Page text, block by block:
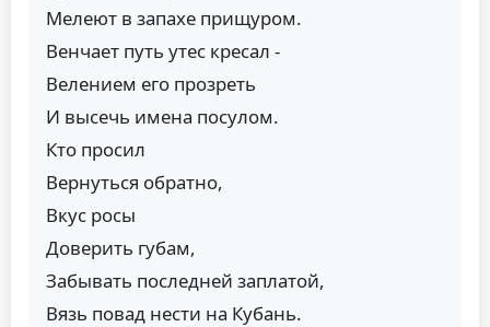
Мелеют в запахе прищуром.
Венчает путь утес кресал -
Велением его прозреть
И высечь имена посулом.
Кто просил
Вернуться обратно,
Вкус росы
Доверить губам,
Забывать последней заплатой,
Вязь повад нести на Кубань.